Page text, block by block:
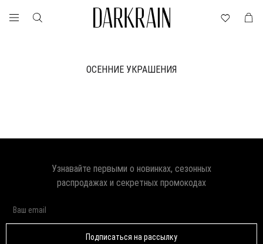
ОСЕННИЕ УКРАШЕНИЯ
Узнавайте первыми о новинках, сезонных
распродажах и секретных промокодах
Подписаться на рассылку